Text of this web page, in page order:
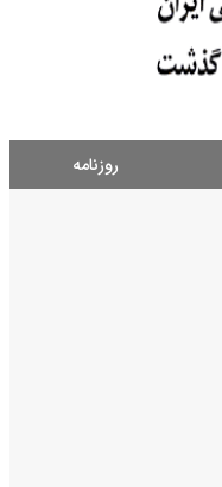
روزنامه